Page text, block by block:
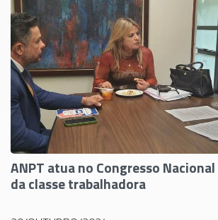
ANPT atua no Congresso
da classe trabalhadora